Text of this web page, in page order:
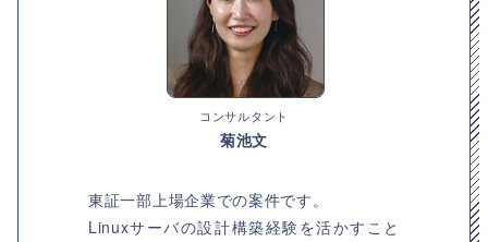
コンサルタント
菊池文
東証一部上場企業での案件です。
Linuxサーバの設計構築経験を活かすこと